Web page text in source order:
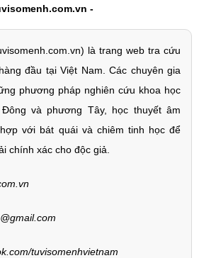
-
là trang web tra cứu
đầu tại Việt Nam. Các chuyên gia
phương pháp nghiên cứu khoa học
và phương Tây, học thuyết âm
với bát quái và chiêm tinh học để
chính xác cho độc giả.
tuvisomenhvietnam